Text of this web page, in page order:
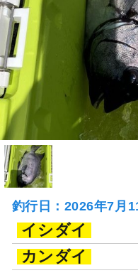
釣行日：2026年7月
イシダイ
カンダイ